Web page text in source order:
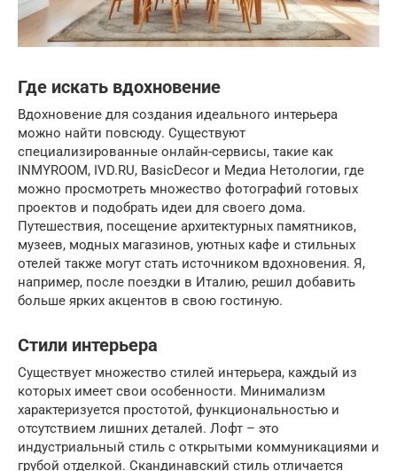
Где искать вдохновение
Вдохновение для создания идеального интерьера
можно найти повсюду. Существуют
специализированные онлайн-сервисы, такие как
INMYROOM, IVD.RU, BasicDecor и Медиа Нетологии, где
можно просмотреть множество фотографий готовых
проектов и подобрать идеи для своего дома.
Путешествия, посещение архитектурных памятников,
музеев, модных магазинов, уютных кафе и стильных
отелей также могут стать источником вдохновения. Я,
например, после поездки в Италию, решил добавить
больше ярких акцентов в свою гостиную.
Стили интерьера
Существует множество стилей интерьера, каждый из
которых имеет свои особенности. Минимализм
характеризуется простотой, функциональностью и
отсутствием лишних деталей. Лофт – это
индустриальный стиль с открытыми коммуникациями и
грубой отделкой. Скандинавский стиль отличается